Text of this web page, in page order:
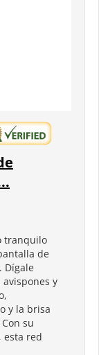
tranquilo
de
Dígale
avispones y
y la brisa
su
esta red